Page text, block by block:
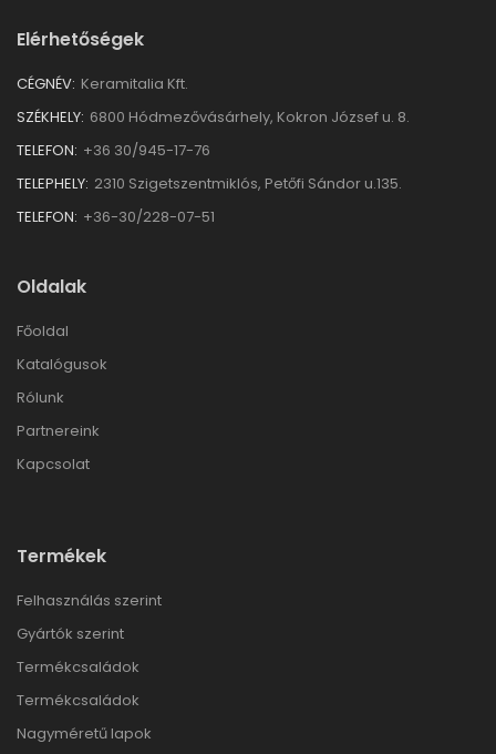
Elérhetőségek
CÉGNÉV: Keramitalia Kft.
SZÉKHELY: 6800 Hódmezővásárhely, Kokron József u. 8.
TELEFON: +36 30/945-17-76
TELEPHELY: 2310 Szigetszentmiklós, Petőfi Sándor u.135.
TELEFON: +36-30/228-07-51
Oldalak
Főoldal
Katalógusok
Rólunk
Partnereink
Kapcsolat
Termékek
Felhasználás szerint
Gyártók szerint
Termékcsaládok
Termékcsaládok
Nagyméretű lapok